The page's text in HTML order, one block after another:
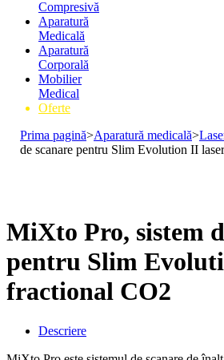
Compresivă
Aparatură
Medicală
Aparatură
Corporală
Mobilier
Medical
Oferte
Prima pagină>Aparatură medicală>
de scanare pentru Slim Evolution II
MiXto Pro, sistem
pentru Slim
fractional CO2
Descriere